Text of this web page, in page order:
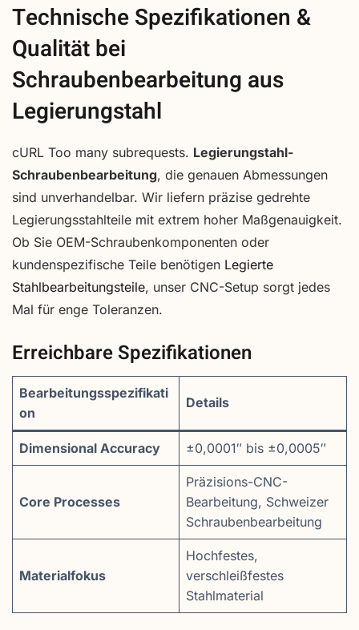
Technische Spezifikationen &
Qualität bei
Schraubenbearbeitung aus
Legierungstahl
cURL Too many subrequests. Legierungstahl-
Schraubenbearbeitung, die genauen Abmessungen
sind unverhandelbar. Wir liefern präzise gedrehte
Legierungsstahlteile mit extrem hoher Maßgenauigkeit.
Ob Sie OEM-Schraubenkomponenten oder
kundenspezifische Teile benötigen Legierte
Stahlbearbeitungsteile, unser CNC-Setup sorgt jedes
Mal für enge Toleranzen.
Erreichbare Spezifikationen
Bearbeitungsspezifikati
on
Details
Dimensional Accuracy ±0,0001″ bis ±0,0005″
Core Processes
Präzisions-CNC-
Bearbeitung, Schweizer
Schraubenbearbeitung
Materialfokus
Hochfestes,
verschleißfestes
Stahlmaterial